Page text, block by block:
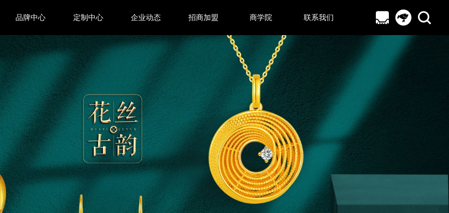
品牌中心 定制中心 企业动态 招商加盟 商学院 联系我们
X